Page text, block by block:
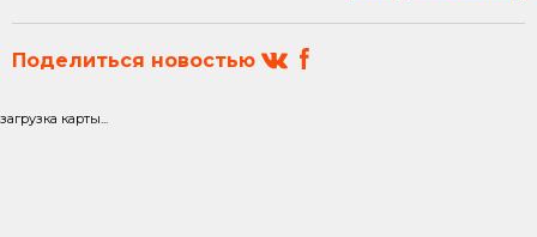
Поделиться новостью
загрузка карты...